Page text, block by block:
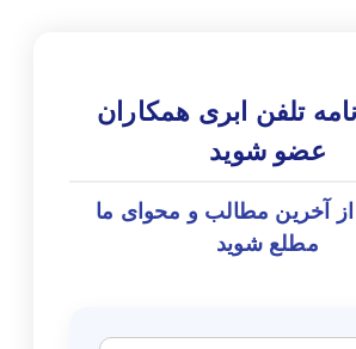
تلفن ابری همکاران
عضو شوید
از آخرین مطالب و محوای ما
مطلع شوید